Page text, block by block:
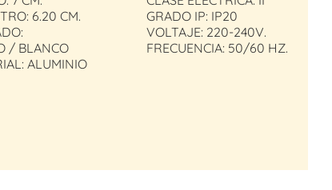
6.20 CM.
/ BLANCO
ALUMINIO
GRADO IP: IP20
VOLTAJE: 220-240V.
FRECUENCIA: 50/60 HZ.